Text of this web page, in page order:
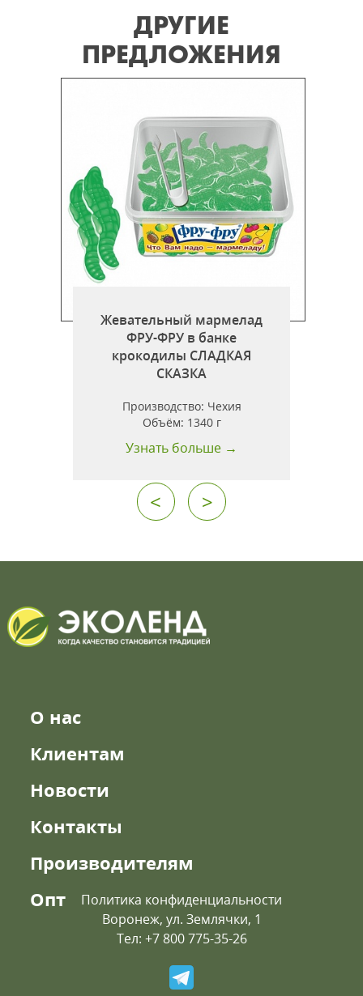
ДРУГИЕ
ПРЕДЛОЖЕНИЯ
Жевательный мармелад
ФРУ-ФРУ в банке
крокодилы СЛАДКАЯ
СКАЗКА
Производство: Чехия
Объём: 1340 г
Узнать больше →
< >
О нас
Клиентам
Новости
Контакты
Производителям
Опт
Политика конфиденциальности
Воронеж, ул. Землячки, 1
Тел: +7 800 775-35-26